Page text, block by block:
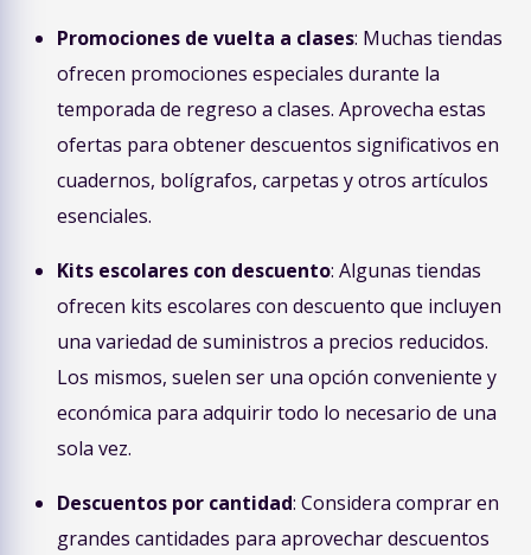
Promociones de vuelta a clases: Muchas tiendas
ofrecen promociones especiales durante la
temporada de regreso a clases. Aprovecha estas
ofertas para obtener descuentos significativos en
cuadernos, bolígrafos, carpetas y otros artículos
esenciales.
Kits escolares con descuento: Algunas tiendas
ofrecen kits escolares con descuento que incluyen
una variedad de suministros a precios reducidos.
Los mismos, suelen ser una opción conveniente y
económica para adquirir todo lo necesario de una
sola vez.
Descuentos por cantidad: Considera comprar en
grandes cantidades para aprovechar descuentos